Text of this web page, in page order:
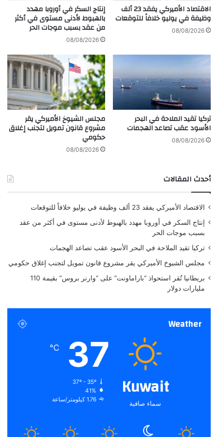
ن
ت
ع
ط
ل
ا
ط
ا
ئ
ر
ر
س
ي
ي
ة
ت
ب
د
ز
ا
د
ة
ا
ا
ئ
م
ج
اً
الاقتصاد الأميركي يفقد 23 ألف
وظيفة في يوليو خلافاً للتوقعات
08/08/2026
إنتاج السكر في أوروبا مهدد
بالهبوط لأدنى مستوى في أكثر
من عقد بسبب موجات الحر
08/08/2026
تركيا تقيد الملاحة في البحر
الأسود عقب تصاعد الهجمات
08/08/2026
مجلس الشيوخ الأميركي يقر
مشروع قانون تمويل لتجنب إغلاق
حكومي
08/08/2026
أحدث المقالات
الاقتصاد الأميركي يفقد 23 ألف وظيفة في يوليو خلافاً للتوقعات
إنتاج السكر في أوروبا مهدد بالهبوط لأدنى مستوى في أكثر من عقد
بسبب موجات الحر
تركيا تقيد الملاحة في البحر الأسود عقب تصاعد الهجمات
مجلس الشيوخ الأميركي يقر مشروع قانون تمويل لتجنب إغلاق حكومي
بريطانيا تُقر استحواذ “باراماونت” على “وارنر بروس” بقيمة 110
مليارات دولار
Weather
Kuwait
سماء صافية
37
℃
37º - 35º
41%
1.76 كيلومتر/ساعة